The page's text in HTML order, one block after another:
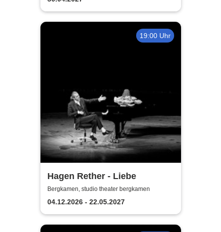
19:00 Uhr
Hagen Rether - Liebe
Bergkamen, studio theater bergkamen
04.12.2026 - 22.05.2027